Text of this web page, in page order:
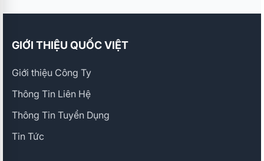
GIỚI THIỆU QUỐC VIỆT
Giới thiệu Công Ty
Thông Tin Liên Hệ
Thông Tin Tuyển Dụng
Tin Tức